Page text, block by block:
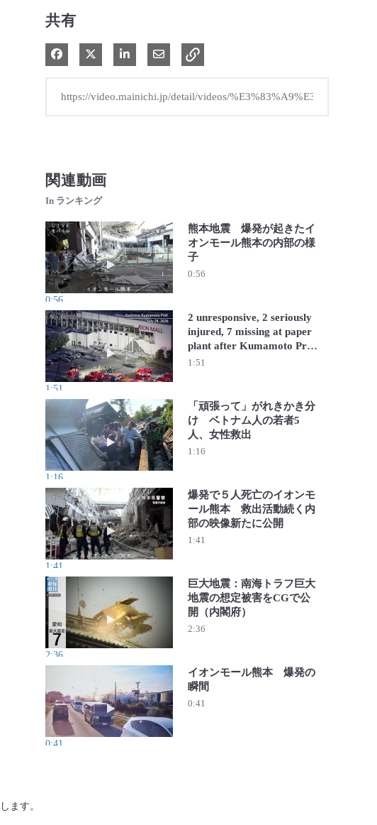
共有
Facebook で共有
Xで共有する
LinkedIn で共有電子メールで共有
関連動画
In ランキング
動画を再生 熊本地震 爆発が起きたイオンモール熊本の内
0:56
熊本地震 爆発が起きたイ
オンモール熊本の内部の様
子
0:56
動画を再生 2 unresponsive, 2 seriously injured, 7 missing at
1:51
2 unresponsive, 2 seriously
injured, 7 missing at paper
plant after Kumamoto Pref.
quake
1:51
動画を再生 「頑張って」がれきかき分け ベトナム人の若
1:16
「頑張って」がれきかき分
け ベトナム人の若者5
人、女性救出
1:16
動画を再生 爆発で５人死亡のイオンモール熊本 救出活動
1:41
爆発で５人死亡のイオンモ
ール熊本 救出活動続く内
部の映像新たに公開
1:41
動画を再生 巨大地震：南海トラフ巨大地震の想定被害を
2:36
巨大地震：南海トラフ巨大
地震の想定被害をCGで公
開（内閣府）
2:36
動画を再生 イオンモール熊本 爆発の瞬間
0:41
イオンモール熊本 爆発の
瞬間
0:41
ます。